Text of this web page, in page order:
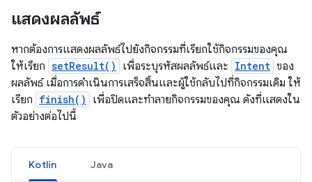
แสดงผลลัพธ์
หากต้องการแสดงผลลัพธ์ไปยังกิจกรรมที่เรียกใช้กิจกรรมของคุณ
ให้เรียก setResult() เพื่อระบุรหัสผลลัพธ์และ Intent ของ
ผลลัพธ์ เมื่อการดำเนินการเสร็จสิ้นและผู้ใช้กลับไปที่กิจกรรมเดิม ให้
เรียก finish()
เพื่อปิดและทำลายกิจกรรมของคุณ ดังที่แสดงใน
ตัวอย่างต่อไปนี้
Kotlin Java